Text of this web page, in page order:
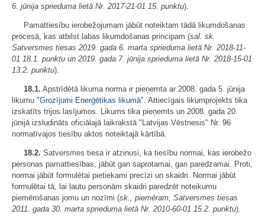
6. jūnija sprieduma lietā Nr. 2017-21-01 15. punktu).
Pamattiesību ierobežojumam jābūt noteiktam tādā likumdošanas
procesā, kas atbilst labas likumdošanas principam (sal. sk.
Satversmes tiesas 2019. gada 6. marta sprieduma lietā Nr. 2018-11-
01 18.1. punktu un 2019. gada 7. jūnija sprieduma lietā Nr. 2018-15-01
13.2. punktu).
18.1. Apstrīdētā likuma norma ir pieņemta ar 2008. gada 5. jūnija
likumu "Grozījumi Enerģētikas likumā". Attiecīgais likumprojekts tika
izskatīts trijos lasījumos. Likums tika pieņemts un 2008. gada 20.
jūnijā izsludināts oficiālajā laikrakstā "Latvijas Vēstnesis" Nr. 96
normatīvajos tiesību aktos noteiktajā kārtībā.
18.2. Satversmes tiesa ir atzinusi, ka tiesību normai, kas ierobežo
personas pamattiesības, jābūt gan saprotamai, gan paredzamai. Proti,
normai jābūt formulētai pietiekami precīzi un skaidri. Normai jābūt
formulētai tā, lai ļautu personām skaidri paredzēt noteikumu
piemērošanas jomu un nozīmi (sk., piemēram, Satversmes tiesas
2011. gada 30. marta sprieduma lietā Nr. 2010-60-01 15.2. punktu).